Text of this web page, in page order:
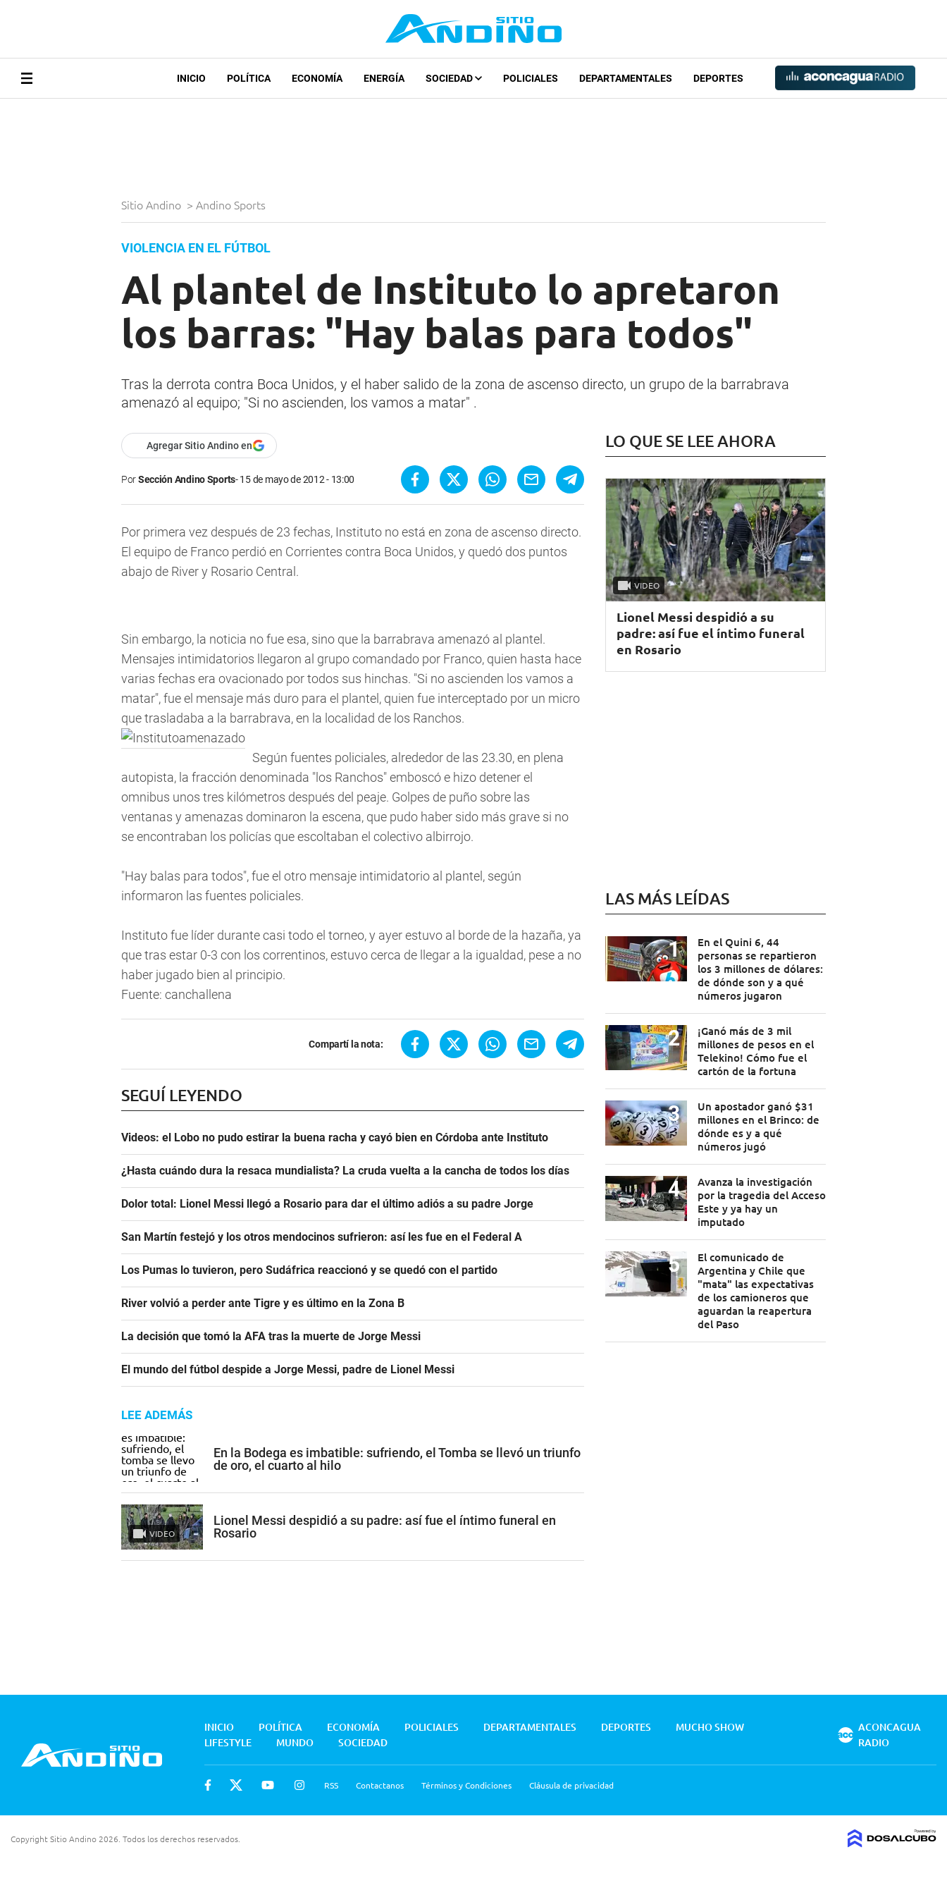
INICIO POLÍTICA ECONOMÍA ENERGÍA SOCIEDAD POLICIALES DEPARTAMENTALES DEPORTES
Sitio Andino > Andino Sports
VIOLENCIA EN EL FÚTBOL
Al plantel de Instituto lo apretaron
los barras: "Hay balas para todos"
Tras la derrota contra Boca Unidos, y el haber salido de la zona de ascenso directo, un grupo de la barrabrava
amenazó al equipo; "Si no ascienden, los vamos a matar" .
Agregar Sitio Andino en
PorSección Andino Sports 15 de mayo de 2012 - 13:00
Por primera vez después de 23 fechas, Instituto no está en zona de ascenso directo.
El equipo de Franco perdió en Corrientes contra Boca Unidos, y quedó dos puntos
abajo de River y Rosario Central.
Sin embargo, la noticia no fue esa, sino que la barrabrava amenazó al plantel.
Mensajes intimidatorios llegaron al grupo comandado por Franco, quien hasta hace
varias fechas era ovacionado por todos sus hinchas. "Si no ascienden los vamos a
matar", fue el mensaje más duro para el plantel, quien fue interceptado por un micro
que trasladaba a la barrabrava, en la localidad de los Ranchos.
Según fuentes policiales, alrededor de las 23.30, en plena
autopista, la fracción denominada "los Ranchos" emboscó e hizo detener el
omnibus unos tres kilómetros después del peaje. Golpes de puño sobre las
ventanas y amenazas dominaron la escena, que pudo haber sido más grave si no
se encontraban los policías que escoltaban el colectivo albirrojo.
"Hay balas para todos", fue el otro mensaje intimidatorio al plantel, según
informaron las fuentes policiales.
Instituto fue líder durante casi todo el torneo, y ayer estuvo al borde de la hazaña, ya
que tras estar 0-3 con los correntinos, estuvo cerca de llegar a la igualdad, pese a no
haber jugado bien al principio.
Fuente: canchallena
Compartí la nota:
SEGUÍ LEYENDO
Videos: el Lobo no pudo estirar la buena racha y cayó bien en Córdoba ante Instituto
¿Hasta cuándo dura la resaca mundialista? La cruda vuelta a la cancha de todos los días
Dolor total: Lionel Messi llegó a Rosario para dar el último adiós a su padre Jorge
San Martín festejó y los otros mendocinos sufrieron: así les fue en el Federal A
Los Pumas lo tuvieron, pero Sudáfrica reaccionó y se quedó con el partido
River volvió a perder ante Tigre y es último en la Zona B
La decisión que tomó la AFA tras la muerte de Jorge Messi
El mundo del fútbol despide a Jorge Messi, padre de Lionel Messi
LEE ADEMÁS
En la Bodega es imbatible: sufriendo, el Tomba se llevó un triunfo
de oro, el cuarto al hilo
VIDEO
Lionel Messi despidió a su padre: así fue el íntimo funeral en
Rosario
LO QUE SE LEE AHORA
VIDEO
Lionel Messi despidió a su
padre: así fue el íntimo funeral
en Rosario
LAS MÁS LEÍDAS
En el Quini 6, 44
personas se repartieron
los 3 millones de dólares:
de dónde son y a qué
números jugaron
¡Ganó más de 3 mil
millones de pesos en el
Telekino! Cómo fue el
cartón de la fortuna
Un apostador ganó $31
millones en el Brinco: de
dónde es y a qué
números jugó
Avanza la investigación
por la tragedia del Acceso
Este y ya hay un
imputado
El comunicado de
Argentina y Chile que
"mata" las expectativas
de los camioneros que
aguardan la reapertura
del Paso
INICIO POLÍTICA ECONOMÍA POLICIALES DEPARTAMENTALES DEPORTES
MUCHO SHOW
LIFESTYLE
MUNDO SOCIEDAD
RSS Contactanos Términos y Condiciones Cláusula de privacidad
ACONCAGUA
RADIO
Copyright Sitio Andino 2026. Todos los derechos reservados.